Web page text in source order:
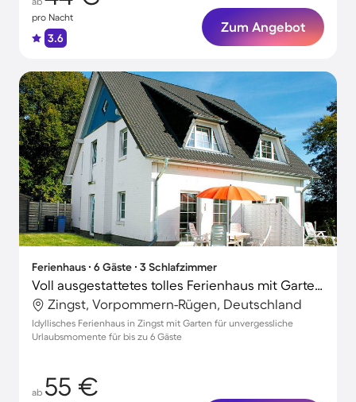
pro Nacht
3.6
Zum Angebot
Ferienhaus ∙ 6 Gäste ∙ 3 Schlafzimmer
Voll ausgestattetes tolles Ferienhaus mit Garten, Grill und Terrasse
Zingst, Vorpommern-Rügen, Deutschland
Idyllisches Ferienhaus in Zingst mit Garten für unvergessliche
Urlaubsmomente für bis zu 6 Gäste
ab 55 €